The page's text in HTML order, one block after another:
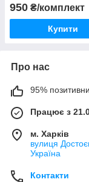
950 ₴/комплект
Купити
Про нас
95%
Працює з
м. Харків
вулиця
Україна
Контакти